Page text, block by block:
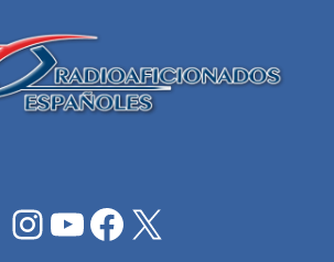
Instagram
YouTube
Facebook
X